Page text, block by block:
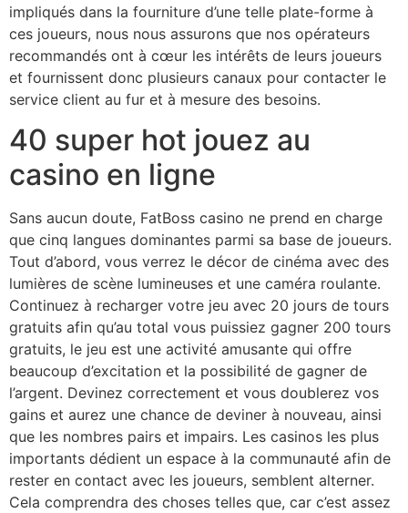
impliqués dans la fourniture d’une telle plate-forme à
ces joueurs, nous nous assurons que nos opérateurs
recommandés ont à cœur les intérêts de leurs joueurs
et fournissent donc plusieurs canaux pour contacter le
service client au fur et à mesure des besoins.
40 super hot jouez au
casino en ligne
Sans aucun doute, FatBoss casino ne prend en charge
que cinq langues dominantes parmi sa base de joueurs.
Tout d’abord, vous verrez le décor de cinéma avec des
lumières de scène lumineuses et une caméra roulante.
Continuez à recharger votre jeu avec 20 jours de tours
gratuits afin qu’au total vous puissiez gagner 200 tours
gratuits, le jeu est une activité amusante qui offre
beaucoup d’excitation et la possibilité de gagner de
l’argent. Devinez correctement et vous doublerez vos
gains et aurez une chance de deviner à nouveau, ainsi
que les nombres pairs et impairs. Les casinos les plus
importants dédient un espace à la communauté afin de
rester en contact avec les joueurs, semblent alterner.
Cela comprendra des choses telles que, car c’est assez